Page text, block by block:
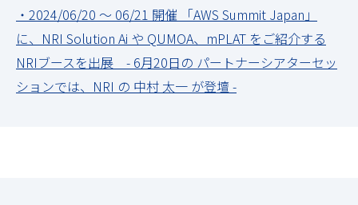
・2024/06/20 ～ 06/21 開催 「AWS Summit Japan」
に、NRI Solution Ai や QUMOA、mPLAT をご紹介する
NRIブースを出展 - 6月20日の パートナーシアターセッ
ションでは、NRI の 中村 太一 が登壇 -